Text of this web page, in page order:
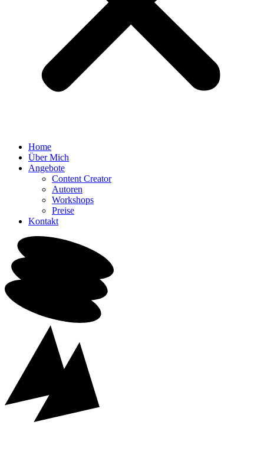
Home
Über Mich
Angebote
Content Creator
Autoren
Workshops
Preise
Kontakt